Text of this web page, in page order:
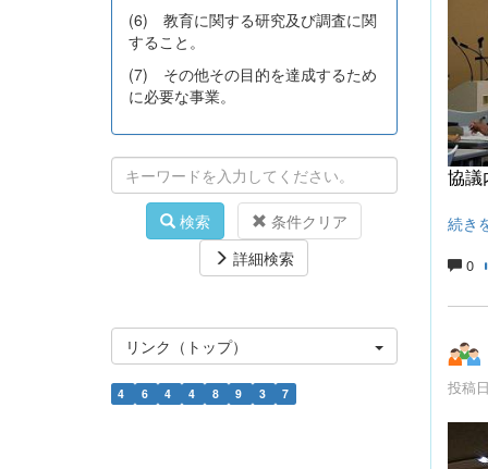
協議
続き
0
投稿
(6) 教育に関する研究及び調査に関
すること。
(7) その他その目的を達成するため
に必要な事業。
検索
条件クリア
詳細検索
リンク（トップ）
4 6 4 4 8 9 3 7